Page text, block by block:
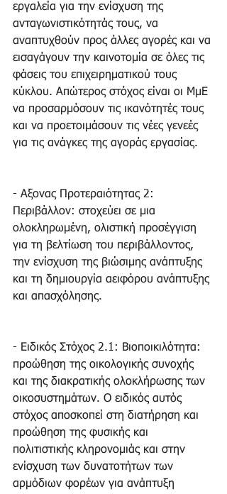
εργαλεία για την ενίσχυση της
ανταγωνιστικότητάς τους, να
αναπτυχθούν προς άλλες αγορές και να
εισαγάγουν την καινοτομία σε όλες τις
φάσεις του επιχειρηματικού τους
κύκλου. Απώτερος στόχος είναι οι ΜμΕ
να προσαρμόσουν τις ικανότητές τους
και να προετοιμάσουν τις νέες γενεές
για τις ανάγκες της αγοράς εργασίας.
- Αξονας Προτεραιότητας 2:
Περιβάλλον: στοχεύει σε μια
ολοκληρωμένη, ολιστική προσέγγιση
για τη βελτίωση του περιβάλλοντος,
την ενίσχυση της βιώσιμης ανάπτυξης
και τη δημιουργία αειφόρου ανάπτυξης
και απασχόλησης.
- Ειδικός Στόχος 2.1: Βιοποικιλότητα:
προώθηση της οικολογικής συνοχής
και της διακρατικής ολοκλήρωσης των
οικοσυστημάτων. Ο ειδικός αυτός
στόχος αποσκοπεί στη διατήρηση και
προώθηση της φυσικής και
πολιτιστικής κληρονομιάς και στην
ενίσχυση των δυνατοτήτων των
αρμόδιων φορέων για ανάπτυξη